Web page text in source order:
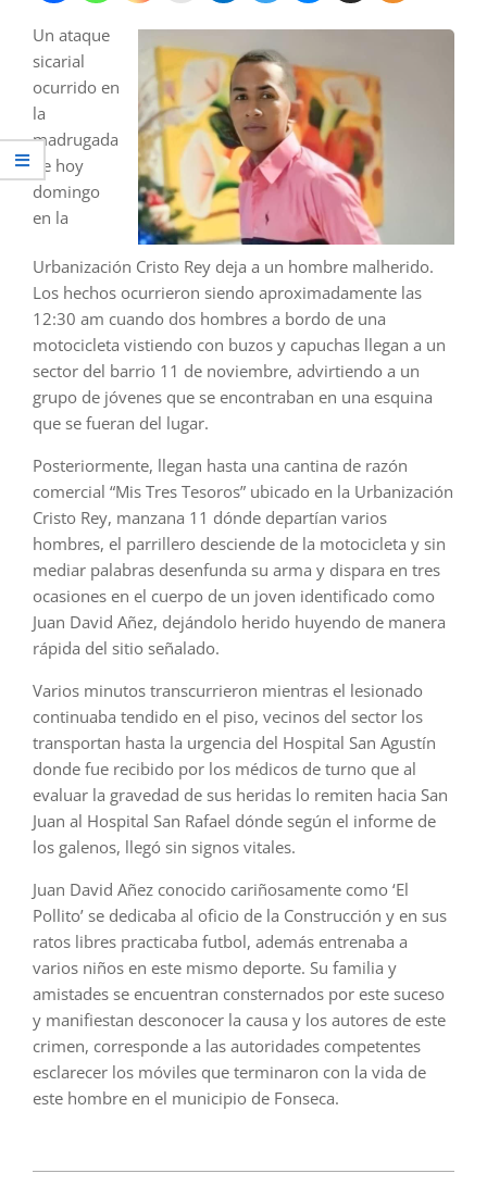
Un ataque
sicarial
ocurrido en
la
madrugada
de hoy
domingo
en la
Urbanización Cristo Rey deja a un hombre malherido.
Los hechos ocurrieron siendo aproximadamente las
12:30 am cuando dos hombres a bordo de una
motocicleta vistiendo con buzos y capuchas llegan a un
sector del barrio 11 de noviembre, advirtiendo a un
grupo de jóvenes que se encontraban en una esquina
que se fueran del lugar.
Posteriormente, llegan hasta una cantina de razón
comercial “Mis Tres Tesoros” ubicado en la Urbanización
Cristo Rey, manzana 11 dónde departían varios
hombres, el parrillero desciende de la motocicleta y sin
mediar palabras desenfunda su arma y dispara en tres
ocasiones en el cuerpo de un joven identificado como
Juan David Añez, dejándolo herido huyendo de manera
rápida del sitio señalado.
Varios minutos transcurrieron mientras el lesionado
continuaba tendido en el piso, vecinos del sector los
transportan hasta la urgencia del Hospital San Agustín
donde fue recibido por los médicos de turno que al
evaluar la gravedad de sus heridas lo remiten hacia San
Juan al Hospital San Rafael dónde según el informe de
los galenos, llegó sin signos vitales.
Juan David Añez conocido cariñosamente como ‘El
Pollito’ se dedicaba al oficio de la Construcción y en sus
ratos libres practicaba futbol, además entrenaba a
varios niños en este mismo deporte. Su familia y
amistades se encuentran consternados por este suceso
y manifiestan desconocer la causa y los autores de este
crimen, corresponde a las autoridades competentes
esclarecer los móviles que terminaron con la vida de
este hombre en el municipio de Fonseca.